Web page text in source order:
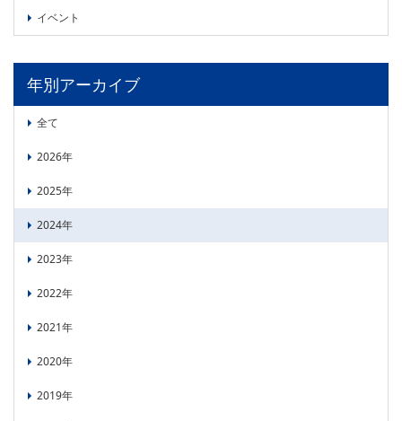
会員会社
ニュース＆イベント
ニュース
プレスリリース
X線・放射光
PICK UP
イベント
年別アーカイブ
全て
2026年
2025年
2024年
2023年
2022年
2021年
2020年
2019年